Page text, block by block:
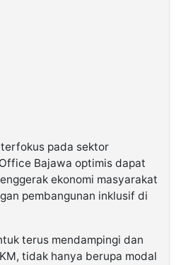
pada sektor
Bajawa optimis dapat
ekonomi masyarakat
pembangunan inklusif di
terus mendampingi dan
tidak hanya berupa modal